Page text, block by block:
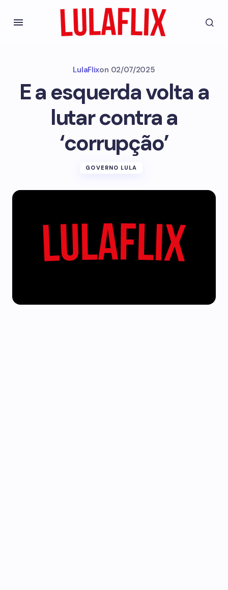
LulaFlixon 02/07/2025
E a esquerda volta a
lutar contra a
‘corrupção’
GOVERNO LULA